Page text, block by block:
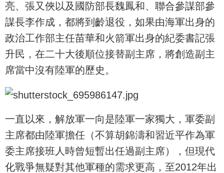
亮、張又俠以及國防部長魏鳳和、聯合參謀部參
謀長李作成，都將到齡退役，如果由海軍出身的
政治工作部主任苗華和火箭軍出身的紀委書記張
升民，在二十大後順位接替副主席，將創造副主
席當中沒有陸軍的歷史。
一直以來，解放軍一向是陸軍一家獨大，軍委副
主席都由陸軍擔任（不算胡錦濤和習近平作為軍
委主席接班人時曾短暫出任過副主席），但現代
化戰爭無疑對其他軍種的需求更高，至2012年出